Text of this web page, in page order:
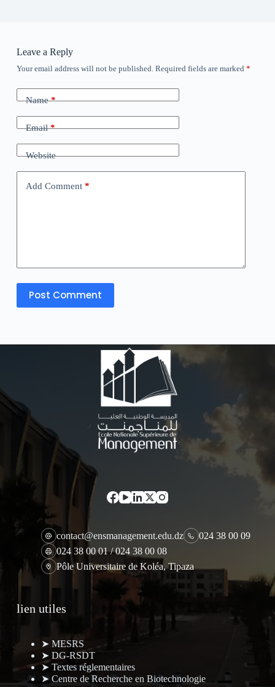
Leave a Reply
Your email address will not be published. Required fields are marked *
Name*
Email*
Website
Add Comment*
Post Comment
contact@ensmanagement.edu.dz
024 38 00 09
024 38 00 01 / 024 38 00 08
Pôle Universitaire de Koléa, Tipaza
lien utiles
➤ MESRS
➤ DG-RSDT
➤ Textes réglementaires
➤ Centre de Recherche en Biotechnologie